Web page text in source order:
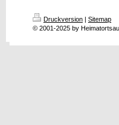
Druckversion | Sitemap
© 2001-2025 by